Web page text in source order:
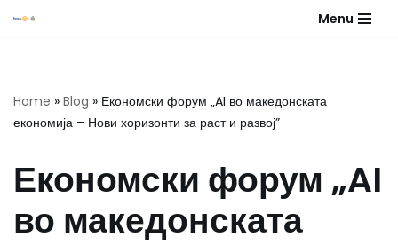
Menu
Home » Blog » Економски форум „AI во македонската
економија – Нови хоризонти за раст и развој”
Економски форум „AI
во македонската